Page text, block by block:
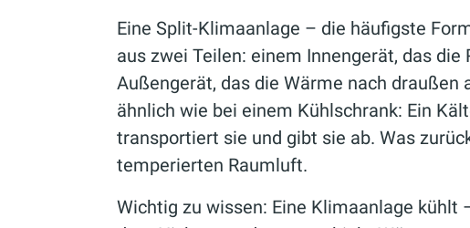
Eine Split-Klimaanlage – die häufigste
aus zwei Teilen: einem Innengerät, das
Außengerät, das die Wärme nach draußen
ähnlich wie bei einem Kühlschrank: Ein
transportiert sie und gibt sie ab. Was
temperierten Raumluft.
Wichtig zu wissen: Eine Klimaanlage kühlt